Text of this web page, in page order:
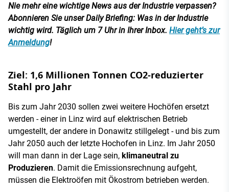
Nie mehr eine wichtige News aus der Industrie verpassen?
Abonnieren Sie unser Daily Briefing: Was in der Industrie
wichtig wird. Täglich um 7 Uhr in Ihrer Inbox. Hier geht’s zur
Anmeldung!
Ziel: 1,6 Millionen Tonnen CO2-reduzierter
Stahl pro Jahr
Bis zum Jahr 2030 sollen zwei weitere Hochöfen ersetzt
werden - einer in Linz wird auf elektrischen Betrieb
umgestellt, der andere in Donawitz stillgelegt - und bis zum
Jahr 2050 auch der letzte Hochofen in Linz. Im Jahr 2050
will man dann in der Lage sein, klimaneutral zu
Produzieren. Damit die Emissionsrechnung aufgeht,
müssen die Elektroöfen mit Ökostrom betrieben werden.